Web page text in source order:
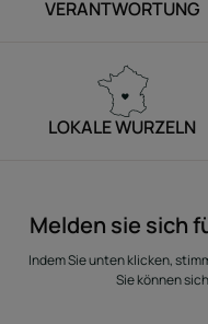
VERANTWORTUNG
LOKALE WURZELN
Melden sie sich
Indem Sie unten klicken,
Sie können